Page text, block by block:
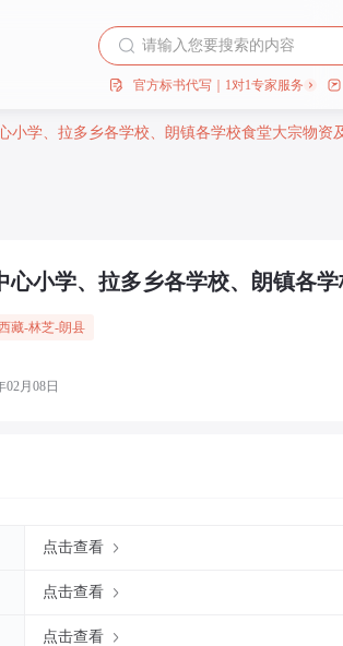
官方标书代写｜1对1专家服务
小学、拉多乡各学校、朗镇各学校食堂大宗物
心小学、拉多乡各学校、朗镇各
藏-林芝-朗县
02月08日
点击查看
点击查看
点击查看